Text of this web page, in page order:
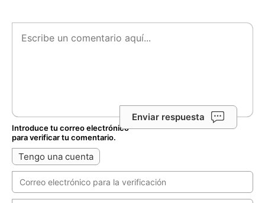
Enviar respuesta
Introduce tu correo electrónico
para verificar tu comentario.
Tengo una cuenta